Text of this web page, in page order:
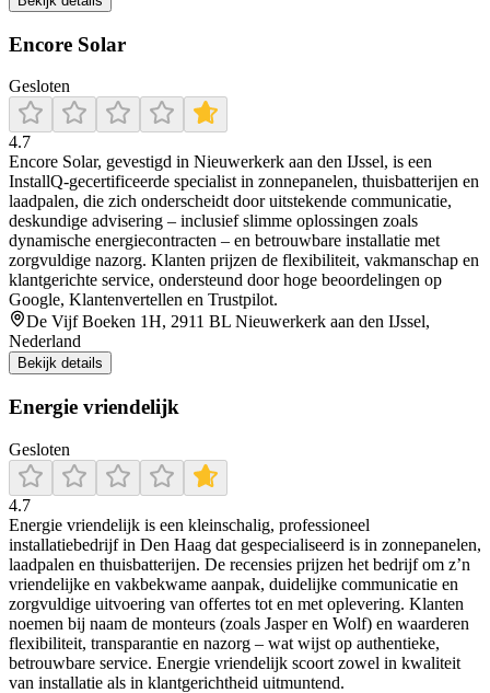
Encore Solar
Gesloten
4.7
Encore Solar, gevestigd in Nieuwerkerk aan den IJssel, is een
InstallQ-gecertificeerde specialist in zonnepanelen, thuisbatterijen en
laadpalen, die zich onderscheidt door uitstekende communicatie,
deskundige advisering – inclusief slimme oplossingen zoals
dynamische energiecontracten – en betrouwbare installatie met
zorgvuldige nazorg. Klanten prijzen de flexibiliteit, vakmanschap en
klantgerichte service, ondersteund door hoge beoordelingen op
Google, Klantenvertellen en Trustpilot.
De Vijf Boeken 1H, 2911 BL Nieuwerkerk aan den IJssel,
Nederland
Bekijk details
Energie vriendelijk
Gesloten
4.7
Energie vriendelijk is een kleinschalig, professioneel
installatiebedrijf in Den Haag dat gespecialiseerd is in zonnepanelen,
laadpalen en thuisbatterijen. De recensies prijzen het bedrijf om z’n
vriendelijke en vakbekwame aanpak, duidelijke communicatie en
zorgvuldige uitvoering van offertes tot en met oplevering. Klanten
noemen bij naam de monteurs (zoals Jasper en Wolf) en waarderen
flexibiliteit, transparantie en nazorg – wat wijst op authentieke,
betrouwbare service. Energie vriendelijk scoort zowel in kwaliteit
van installatie als in klantgerichtheid uitmuntend.